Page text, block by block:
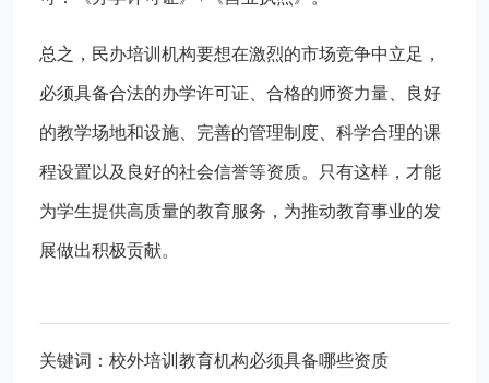
总之，民办培训机构要想在激烈的市场竞争中立足，
必须具备合法的办学许可证、合格的师资力量、良好
的教学场地和设施、完善的管理制度、科学合理的课
程设置以及良好的社会信誉等资质。只有这样，才能
为学生提供高质量的教育服务，为推动教育事业的发
展做出积极贡献。
关键词：校外培训教育机构必须具备哪些资质